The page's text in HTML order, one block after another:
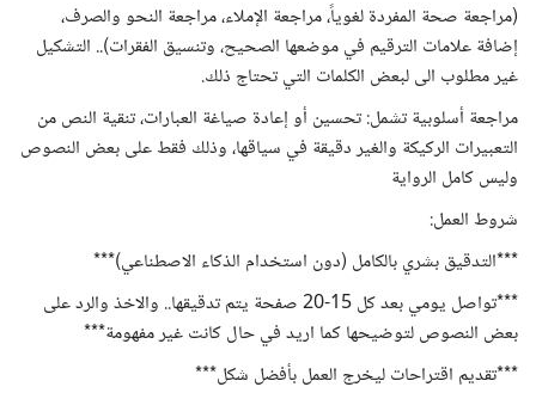
(مراجعة صحة المفردة لغوياً، مراجعة الإملاء، مراجعة النحو والصرف،
إضافة علامات الترقيم في موضعها الصحيح، وتنسيق الفقرات).. التشكيل
غير مطلوب الى لبعض الكلمات التي تحتاج ذلك.
مراجعة أسلوبية تشمل: تحسين أو إعادة صياغة العبارات، تنقية النص من
التعبيرات الركيكة والغير دقيقة في سياقها، وذلك فقط على بعض النصوص
وليس كامل الرواية
شروط العمل:
***التدقيق بشري بالكامل (دون استخدام الذكاء الاصطناعي)***
***تواصل يومي بعد كل 15-20 صفحة يتم تدقيقها.. والاخذ والرد على
بعض النصوص لتوضيحها كما اريد في حال كانت غير مفهومة***
***تقديم اقتراحات ليخرج العمل بأفضل شكل***